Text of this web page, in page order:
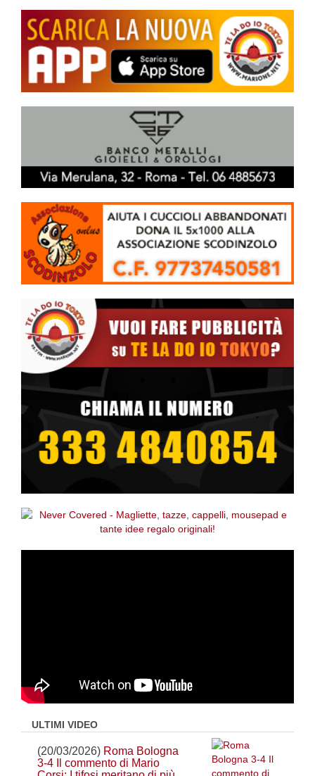
ULTIMI VIDEO
(20/03/2026) Roma Bologna
3-4 Il commento di Mario